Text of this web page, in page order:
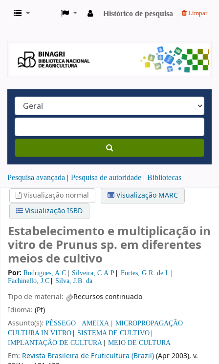
Histórico de pesquisa Limpar
Pesquisa avançada Pesquisa de autoridade Bibliotecas
Visualização normal
Visualização MARC
Visualização ISBD
Estabelecimento e multiplicação in
vitro de Prunus sp. em diferentes
meios de cultivo
Por: Rodrigues, A.C Silveira, C.A.P
Fortes, G.R. de L
Fachinello, J.C
Silva, J.B. da
Tipo de material:
Recursos continuado
Idioma: (Pt)
Assunto(s): PÊSSEGO AMEIXA
MICROPROPAGAÇÃO
CULTURA IN VITRO
SISTEMA DE CULTIVO
IMPLANTAÇÃO DE CULTURA
MEIO DE CULTURA
Em: Revista Brasileira de Fruticultura (Brazil)(Apr 2003), v.